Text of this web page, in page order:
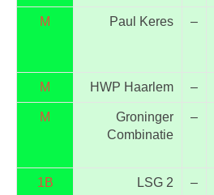
M Paul Keres –
M HWP Haarlem –
M
Groninger
Combinatie
–
1B LSG 2 –